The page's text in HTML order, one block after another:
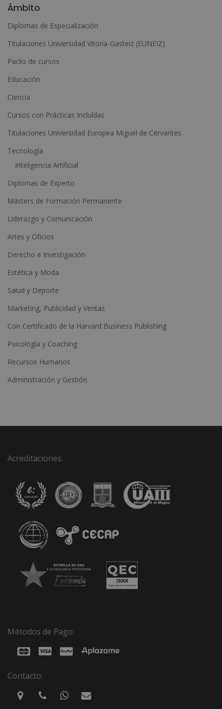
e
r
n
i
v
e
Ámbito
Diplomas de Especialización
Titulaciones Universidad Vitoria-Gasteiz (EUNEIZ)
Packs de cursos
Educación
Ciencia
Cursos con Prácticas Incluídas
Titulaciones Universidad Europea Miguel de Cervantes
Tecnología
Inteligencia Artificial
Diplomas de Experto
Másters de Formación Permanente
Liderazgo y Comunicación
Artes y Oficios
Derecho e Investigación
Estética y Moda
Salud y Deporte
Marketing, Publicidad y Ventas
Con Certificado de la Harvard Business Publishing
Psicología y Coaching
Recursos Humanos
Administración y Gestión
Acreditaciones:
Métodos de Pago:
Contacto: